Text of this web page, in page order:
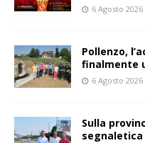
6 Agosto 2026
Pollenzo,
finalmente
6 Agosto 2026
Sulla